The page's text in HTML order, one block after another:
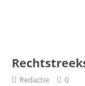
Redactie 0